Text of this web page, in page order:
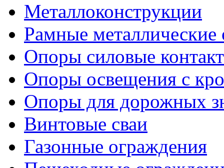
Металлоконструкции
Рамные
Опоры силовые
Опоры освещения с
Опоры для дорожных
Винтовые сваи
Газонные ограждения